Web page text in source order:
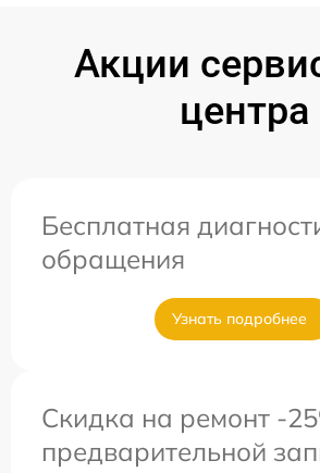
Акции
центра
Бесплатная
обращения
Узнать подробнее
Скидка на ремонт -
предварительной